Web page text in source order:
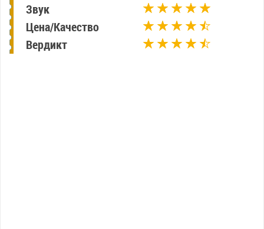
Звук
Цена/Качество
Вердикт